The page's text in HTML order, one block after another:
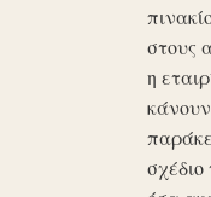
στους
η